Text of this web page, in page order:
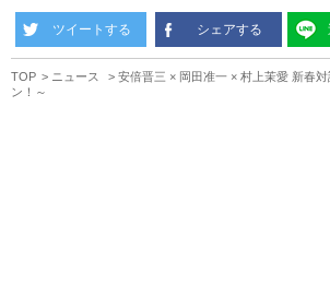
ツイートする シェアする
TOP ニュース
安倍晋三 × 岡田准一 × 村上茉愛 新春
ン！～